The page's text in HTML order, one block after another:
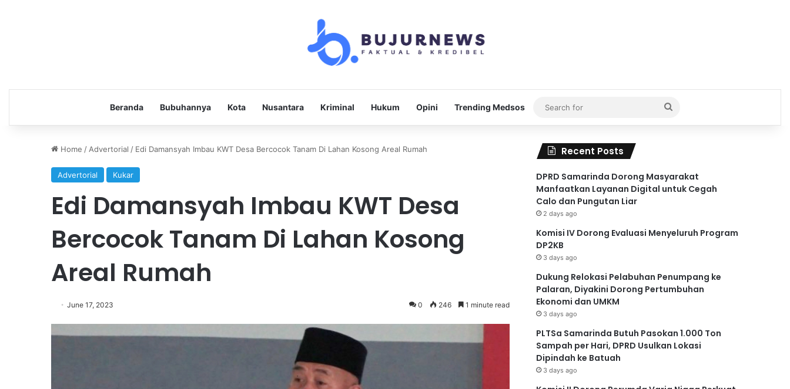
Beranda Bubuhannya Kota Nusantara Kriminal Hukum Opini Trending Medsos
Search
for
Home / Advertorial / Edi Damansyah Imbau KWT Desa Bercocok Tanam Di Lahan Kosong Areal Rumah
Advertorial Kukar
Edi Damansyah Imbau KWT Desa
Bercocok Tanam Di Lahan Kosong
Areal Rumah
June 17, 2023 0 246 1 minute read
Recent Posts
DPRD Samarinda Dorong Masyarakat
Manfaatkan Layanan Digital untuk Cegah
Calo dan Pungutan Liar
2 days ago
Komisi IV Dorong Evaluasi Menyeluruh Program
DP2KB
3 days ago
Dukung Relokasi Pelabuhan Penumpang ke
Palaran, Diyakini Dorong Pertumbuhan
Ekonomi dan UMKM
3 days ago
PLTSa Samarinda Butuh Pasokan 1.000 Ton
Sampah per Hari, DPRD Usulkan Lokasi
Dipindah ke Batuah
3 days ago